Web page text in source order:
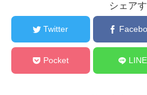
シェア
Twitter
Pocket LINE